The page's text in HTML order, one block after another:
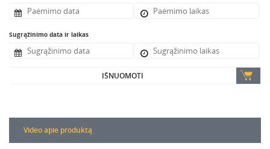
Sugrąžinimo data ir laikas
IŠNUOMOTI
Video apie produktą